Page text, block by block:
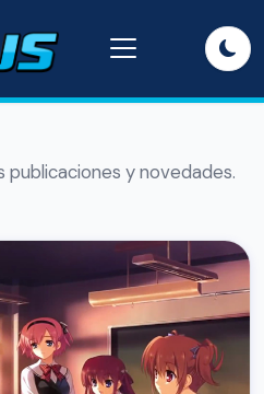
publicaciones y novedades.